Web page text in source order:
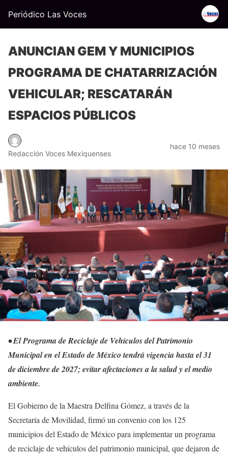
Periódico Las Voces
ANUNCIAN GEM Y MUNICIPIOS
PROGRAMA DE CHATARRIZACIÓN
VEHICULAR; RESCATARÁN
ESPACIOS PÚBLICOS
Redacción Voces Mexiquenses
hace 10 meses
• El Programa de Reciclaje de Vehículos del Patrimonio
Municipal en el Estado de México tendrá vigencia hasta el 31
de diciembre de 2027; evitar afectaciones a la salud y el medio
ambiente.
El Gobierno de la Maestra Delfina Gómez, a través de la
Secretaría de Movilidad, firmó un convenio con los 125
municipios del Estado de México para implementar un programa
de reciclaje de vehículos del patrimonio municipal, que dejaron de